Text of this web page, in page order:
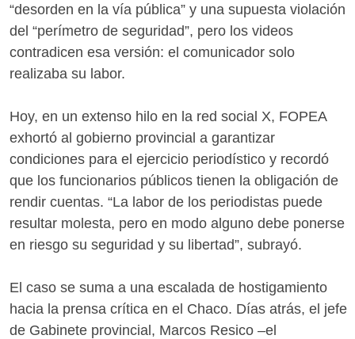
“desorden en la vía pública” y una supuesta violación
del “perímetro de seguridad”, pero los videos
contradicen esa versión: el comunicador solo
realizaba su labor.
Hoy, en un extenso hilo en la red social X, FOPEA
exhortó al gobierno provincial a garantizar
condiciones para el ejercicio periodístico y recordó
que los funcionarios públicos tienen la obligación de
rendir cuentas. “La labor de los periodistas puede
resultar molesta, pero en modo alguno debe ponerse
en riesgo su seguridad y su libertad”, subrayó.
El caso se suma a una escalada de hostigamiento
hacia la prensa crítica en el Chaco. Días atrás, el jefe
de Gabinete provincial, Marcos Resico –el